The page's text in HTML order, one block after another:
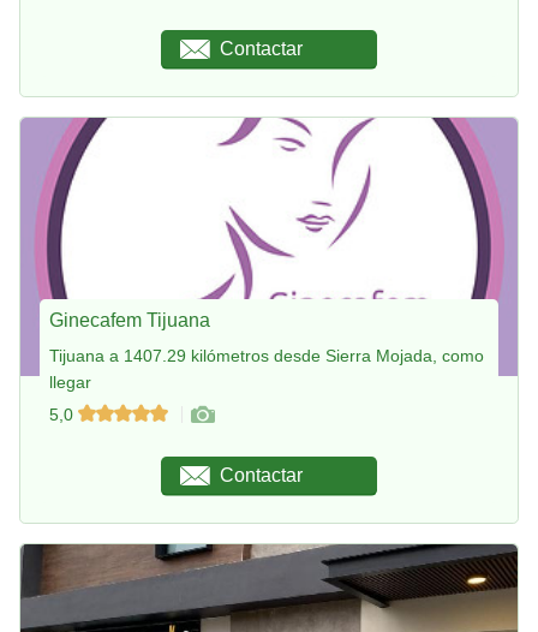
Contactar
Ginecafem Tijuana
Tijuana a 1407.29 kilómetros desde Sierra Mojada, como
llegar
5,0
Contactar